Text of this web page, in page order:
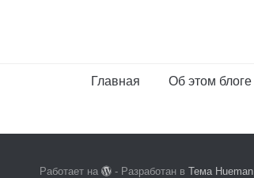
Главная Об этом блоге
Работает на - Разработан вТема Hueman